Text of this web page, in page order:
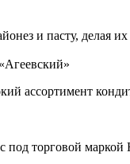
и пасту, делая
ассортимент
торговой маркой